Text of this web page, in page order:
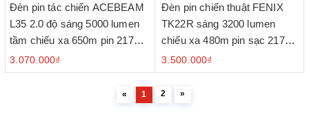
Đèn pin tác chiến ACEBEAM
L35 2.0 độ sáng 5000 lumen
tầm chiếu xa 650m pin 21700
5000mAh kèm theo
3.070.000₫
Đèn pin chiến thuật FENIX
TK22R sáng 3200 lumen
chiếu xa 480m pin sạc 21700
USB-C công tắc xoay chiến
thuật
3.500.000₫
« 1 2 »